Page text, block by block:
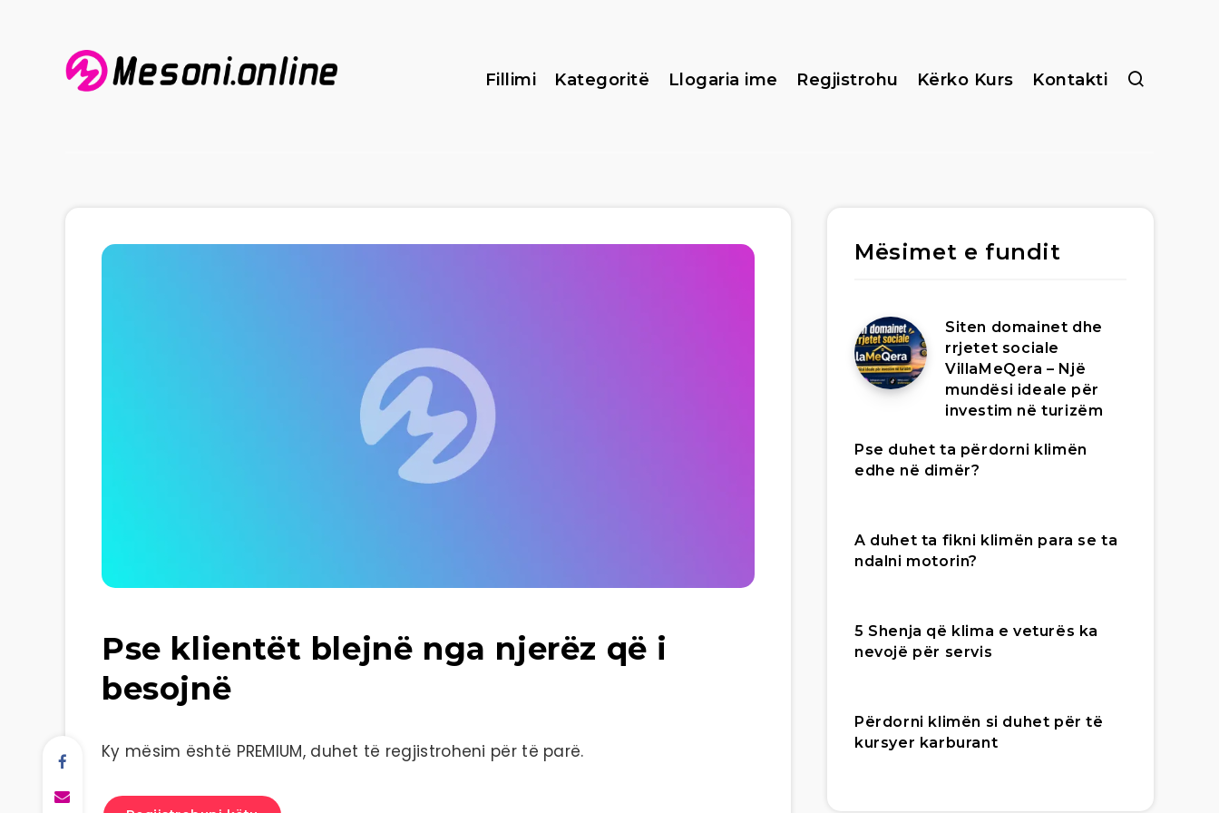
Fillimi Kategoritë Llogaria ime Regjistrohu Kërko Kurs Kontakti
Pse klientët blejnë nga njerëz që i
besojnë
Ky mësim është PREMIUM, duhet të regjistroheni për të parë.
Mësimet e fundit
Siten domainet dhe
rrjetet sociale
VillaMeQera – Një
mundësi ideale për
investim në turizëm
Pse duhet ta përdorni klimën
edhe në dimër?
A duhet ta fikni klimën para se ta
ndalni motorin?
5 Shenja që klima e veturës ka
nevojë për servis
Përdorni klimën si duhet për të
kursyer karburant